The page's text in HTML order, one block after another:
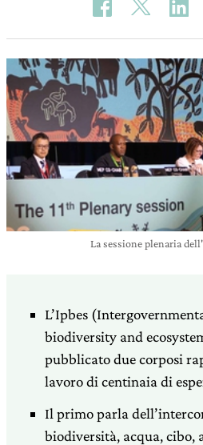
La sessione plenaria
L’Ipbes
biodiversity and
pubblicato due corposi
lavoro di centinaia di
Il primo parla
biodiversità, acqua, cibo,